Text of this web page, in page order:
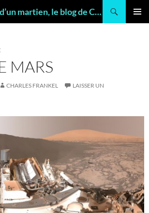
Carnets de bord d’un martien, le blog de Charles FRANKEL, géologue
MARS
CHARLES FRANKEL
LAISSER UN